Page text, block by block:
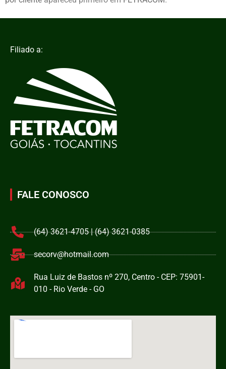
Filiado a:
FALE CONOSCO
(64) 3621-4705 | (64) 3621-0385
secorv@hotmail.com
Rua Luiz de Bastos nº 270, Centro - CEP: 75901-
010 - Rio Verde - GO